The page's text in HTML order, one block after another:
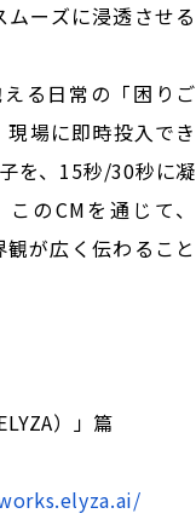
ーズに浸透させる
る日常の「困りご
場に即時投入でき
を、15秒/30秒に凝
のCMを通じて、
観が広く伝わること
）」篇